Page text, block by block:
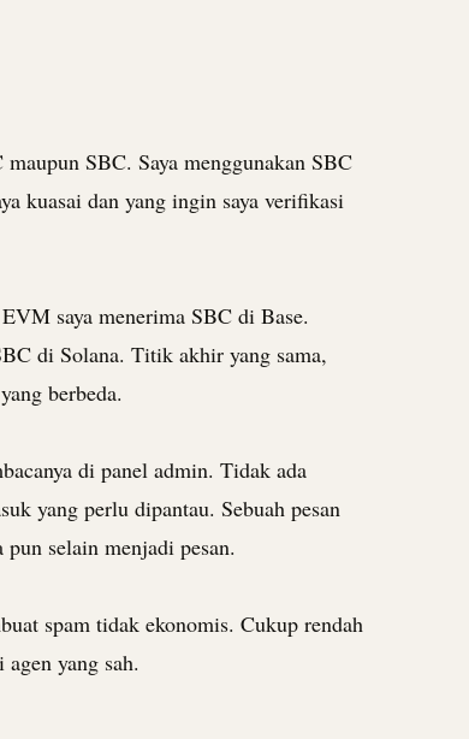
maupun SBC. Saya menggunakan SBC
kuasai dan yang ingin saya verifikasi
saya menerima SBC di Base.
di Solana. Titik akhir yang sama,
berbeda.
di panel admin. Tidak ada
yang perlu dipantau. Sebuah pesan
pun selain menjadi pesan.
spam tidak ekonomis. Cukup rendah
yang sah.